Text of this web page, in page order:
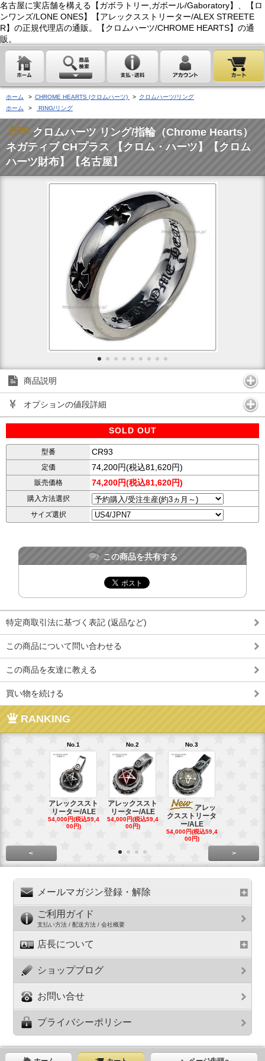
名古屋に実店舗を構える【ガボラトリー,ガボール/Gaboratory】、【ロ
ンワンズ/LONE ONES】【アレックスストリーター/ALEX STREETE
R】の正規代理店の通販。【クロムハーツ/CHROME HEARTS】の通
販。
ホーム > CHROME HEARTS (クロムハーツ) > クロムハーツ/リング
ホーム
> RING/リング
クロムハーツ リング/指輪（Chrome Hearts）
ネガティブ CHプラス 【クロム・ハーツ】【クロム
ハーツ財布】【名古屋】
商品説明
オプションの値段詳細
SOLD OUT
型番 CR93
定価 74,200円(税込81,620円)
販売価格 74,200円(税込81,620円)
購入方法選択
サイズ選択
この商品を共有する
特定商取引法に基づく表記 (返品など)
この商品について問い合わせる
この商品を友達に教える
買い物を続ける
RANKING
No.1
アレックススト
リーター/ALE
54,000円(税込59,4
00円)
No.2
アレックススト
リーター/ALE
54,000円(税込59,4
00円)
No.3
アレッ
クスストリータ
ー/ALE
54,000円(税込59,4
00円)
< >
メールマガジン登録・解除
ご利用ガイド
支払い方法 / 配送方法 / 会社概要
店長について
ショップブログ
お問い合せ
プライバシーポリシー